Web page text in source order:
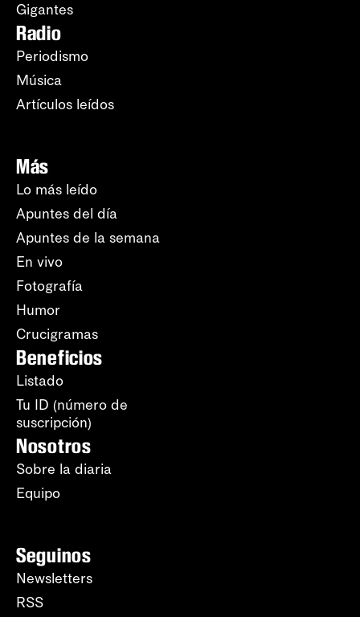
Gigantes
Radio
Periodismo
Música
Artículos leídos
Más
Lo más leído
Apuntes del día
Apuntes de la semana
En vivo
Fotografía
Humor
Crucigramas
Beneficios
Listado
Tu ID (número de
suscripción)
Nosotros
Sobre la diaria
Equipo
Seguinos
Newsletters
RSS